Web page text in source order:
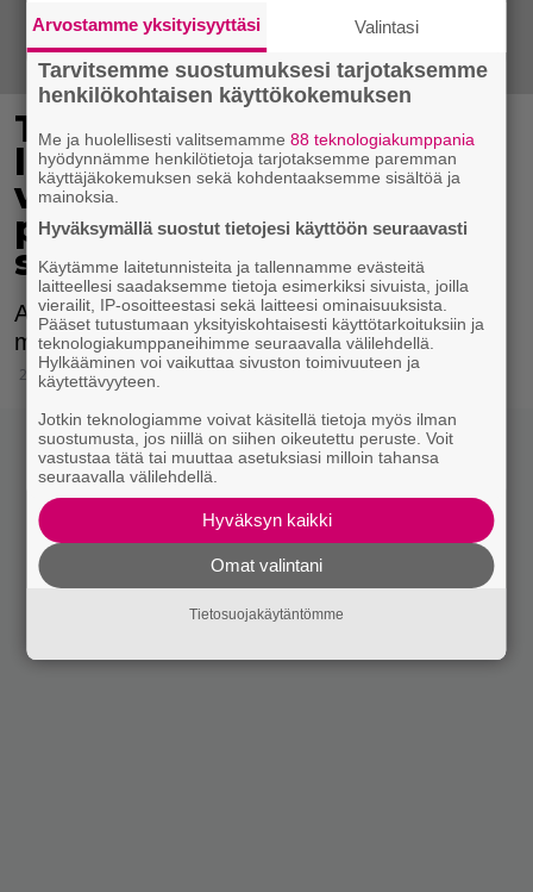
Traagisesti kuolleen
laulaja Aaliyahin
vahanukkeen kajottiin –
perhe vetoaa ihmisiin
somessa
Aaliyahin vahanukkea on muun muassa
meikattu ilman lupaa.
28.8.2019 08:15
Arvostamme yksityisyyttäsi Valintasi
Tarvitsemme suostumuksesi tarjotaksemme
henkilökohtaisen käyttökokemuksen
Me ja huolellisesti valitsemamme88 teknologiakumppania
hyödynnämme henkilötietoja tarjotaksemme paremman
käyttäjäkokemuksen sekä kohdentaaksemme sisältöä ja
mainoksia.
Hyväksymällä suostut tietojesi käyttöön seuraavasti
Käytämme laitetunnisteita ja tallennamme evästeitä
laitteellesi saadaksemme tietoja esimerkiksi sivuista, joilla
vierailit, IP-osoitteestasi sekä laitteesi ominaisuuksista.
Pääset tutustumaan yksityiskohtaisesti käyttötarkoituksiin ja
teknologiakumppaneihimme seuraavalla välilehdellä.
Hylkääminen voi vaikuttaa sivuston toimivuuteen ja
käytettävyyteen.
Jotkin teknologiamme voivat käsitellä tietoja myös ilman
suostumusta, jos niillä on siihen oikeutettu peruste. Voit
vastustaa tätä tai muuttaa asetuksiasi milloin tahansa
seuraavalla välilehdellä.
Hyväksyn kaikki
Omat valintani
Tietosuojakäytäntömme